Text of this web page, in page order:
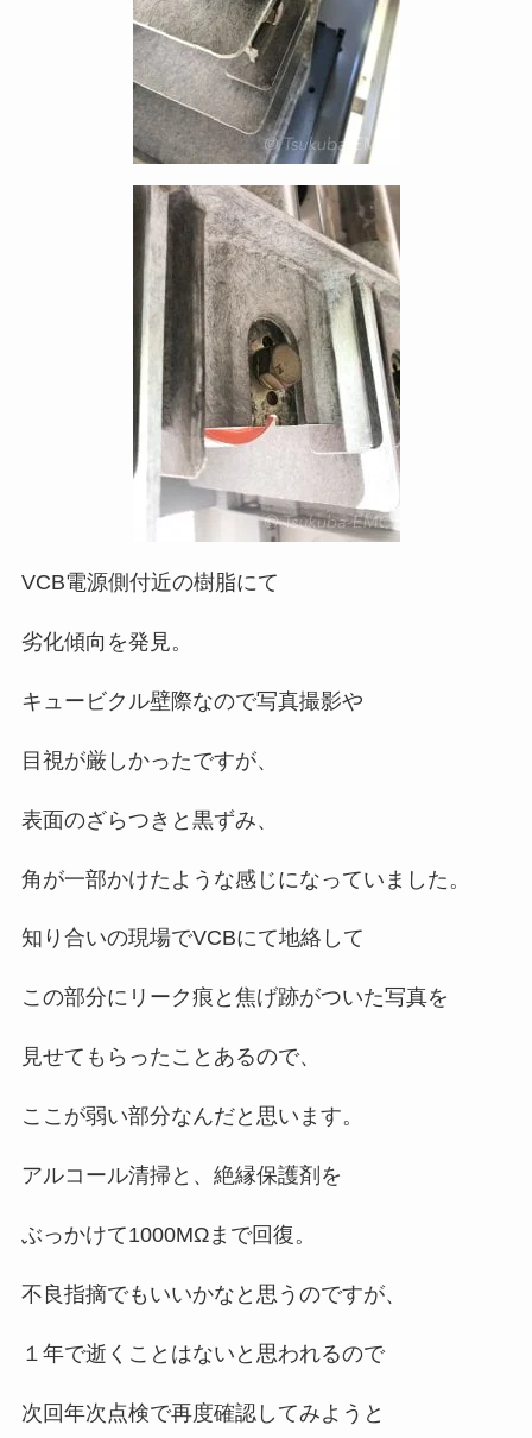
VCB電源側付近の樹脂にて
劣化傾向を発見。
キュービクル壁際なので写真撮影や
目視が厳しかったですが、
表面のざらつきと黒ずみ、
角が一部かけたような感じになっていました。
知り合いの現場でVCBにて地絡して
この部分にリーク痕と焦げ跡がついた写真を
見せてもらったことあるので、
ここが弱い部分なんだと思います。
アルコール清掃と、絶縁保護剤を
ぶっかけて1000MΩまで回復。
不良指摘でもいいかなと思うのですが、
１年で逝くことはないと思われるので
次回年次点検で再度確認してみようと